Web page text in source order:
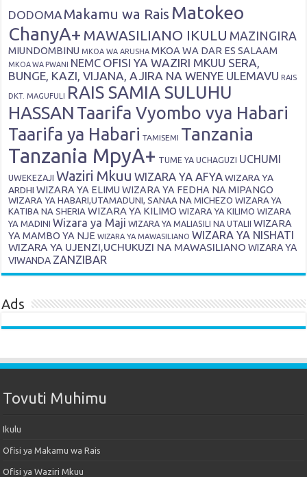
DODOMA Makamu wa Rais Matokeo
ChanyA+ MAWASILIANO IKULU MAZINGIRA
MIUNDOMBINU MKOA WA ARUSHA MKOA WA DAR ES SALAAM
MKOA WA PWANI NEMC OFISI YA WAZIRI MKUU SERA,
BUNGE, KAZI, VIJANA, AJIRA NA WENYE ULEMAVU RAIS
DKT. MAGUFULI RAIS SAMIA SULUHU
HASSAN Taarifa Vyombo vya Habari
Taarifa ya Habari TAMISEMI Tanzania
Tanzania MpyA+ TUME YA UCHAGUZI UCHUMI
UWEKEZAJI Waziri Mkuu WIZARA YA AFYA WIZARA YA
ARDHI WIZARA YA ELIMU WIZARA YA FEDHA NA MIPANGO
WIZARA YA HABARI,UTAMADUNI, SANAA NA MICHEZO WIZARA YA
KATIBA NA SHERIA WIZARA YA KILIMO WIZARA YA KILIMO WIZARA
YA MADINI Wizara ya Maji WIZARA YA MALIASILI NA UTALII WIZARA
YA MAMBO YA NJE WIZARA YA MAWASILIANO WIZARA YA NISHATI
WIZARA YA UJENZI,UCHUKUZI NA MAWASILIANO WIZARA YA
VIWANDA ZANZIBAR
Ads
Tovuti Muhimu
Ikulu
Ofisi ya Makamu wa Rais
Ofisi ya Waziri Mkuu